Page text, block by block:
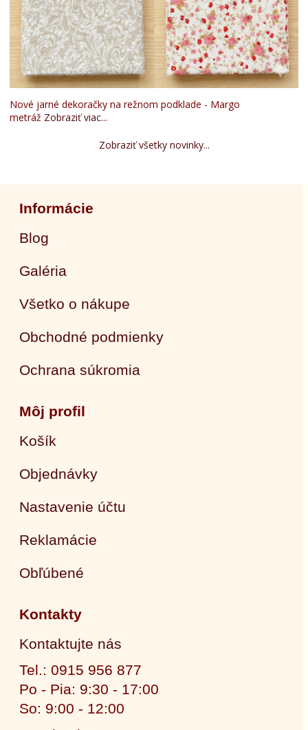
Nové jarné dekoračky na režnom podklade - Margo
metráž Zobraziť viac...
Zobraziť všetky novinky...
Informácie
Blog
Galéria
Všetko o nákupe
Obchodné podmienky
Ochrana súkromia
Môj profil
Košík
Objednávky
Nastavenie účtu
Reklamácie
Obľúbené
Kontakty
Kontaktujte nás
Tel.: 0915 956 877
Po - Pia: 9:30 - 17:00
So: 9:00 - 12:00